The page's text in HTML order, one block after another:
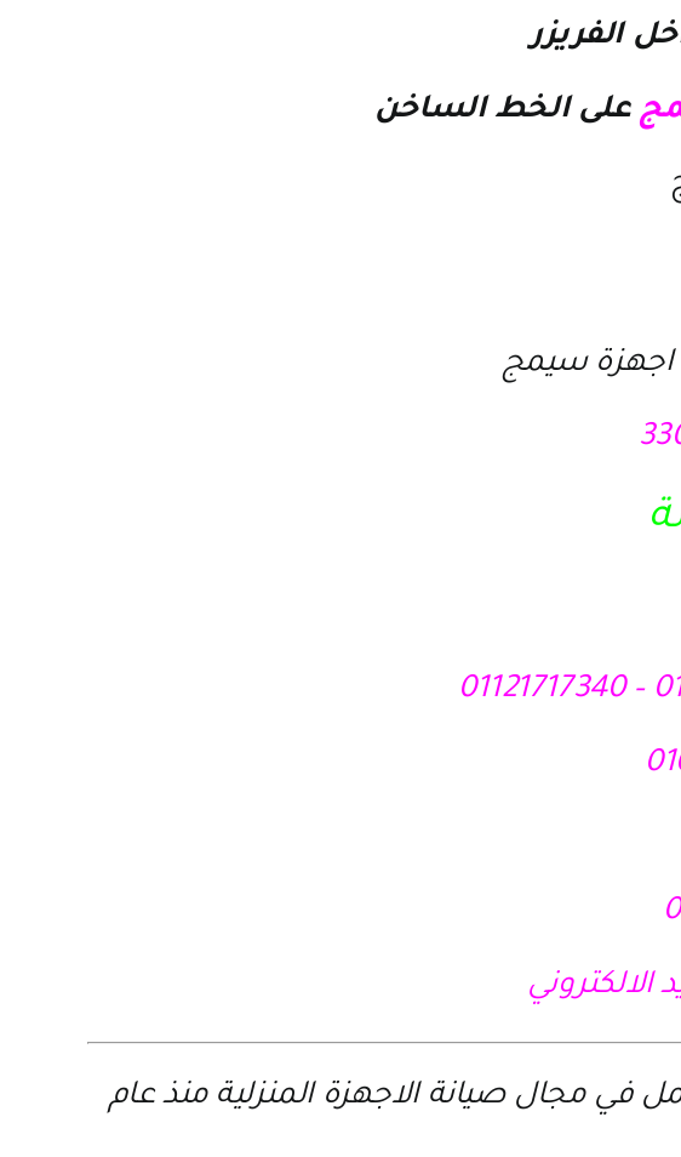
الفريزر
على الخط الساخن
الالكتروني
مجال صيانة الاجهزة المنزلية منذ عام